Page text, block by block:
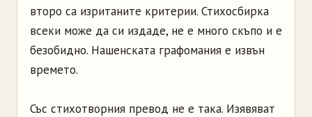
второ са изританите критерии. Стихосбирка
всеки може да си издаде, не е много скъпо и е
безобидно. Нашенската графомания е извън
времето.
Със стихотворния превод не е така. Изявяват